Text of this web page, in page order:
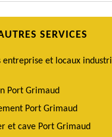
SERVICES
entreprise et locaux
Port Grimaud
Port Grimaud
et cave Port Grimaud